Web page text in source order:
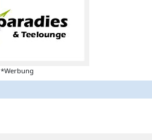
*Werbung